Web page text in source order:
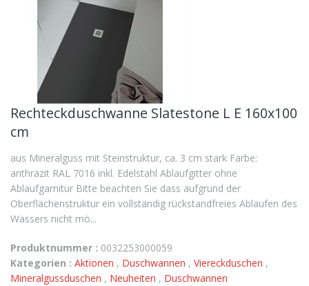
Rechteckduschwanne Slatestone L E 160x100
cm
aus Mineralguss mit Steinstruktur, ca. 3 cm stark Farbe:
anthrazit RAL 7016 inkl. Edelstahl Ablaufgitter ohne
Ablaufgarnitur Bitte beachten Sie dass aufgrund der
Oberflächenstruktur ein vollständig rückstandfreies Ablaufen des
Wassers nicht mö...
Produktnummer : 0032253000059
Kategorien : Aktionen , Duschwannen , Viereckduschen ,
Mineralgussduschen , Neuheiten , Duschwannen